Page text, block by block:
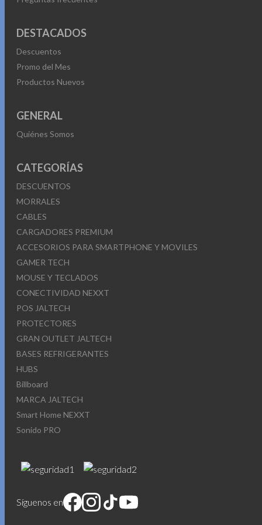
DESTACADOS
Descuentos
Promo del Mes
Productos Nuevos
GENERAL
Quiénes Somos
CATEGORÍAS
DESCUENTOS
MORRALES
CABLES
CARGADORES PREMIUM
ACCESORIOS PARA SMARTPHONE Y MOVILES
GAMER TECH
MOUSE Y TECLADOS
CONECTIVIDAD NEXXT
POS JALTECH
PROTECTORES
GRAN OUTLET JALTECH
BASES REFRIGERANTES
HUBS
Billboard
MARCA JALTECH
Smart Home NEXXT
Sonido PRO
Síguenos en